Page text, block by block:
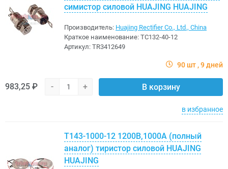
симистор силовой HUAJING HUAJING
Производитель: Huajing Rectifier Co., Ltd., China
Краткое наименование: ТС132-40-12
Артикул: TR3412649
90 шт 9 дней
983,25 ₽ - + В корзину
в избранное
Т143-1000-12 1200В,1000A (полный
аналог) тиристор силовой HUAJING
HUAJING